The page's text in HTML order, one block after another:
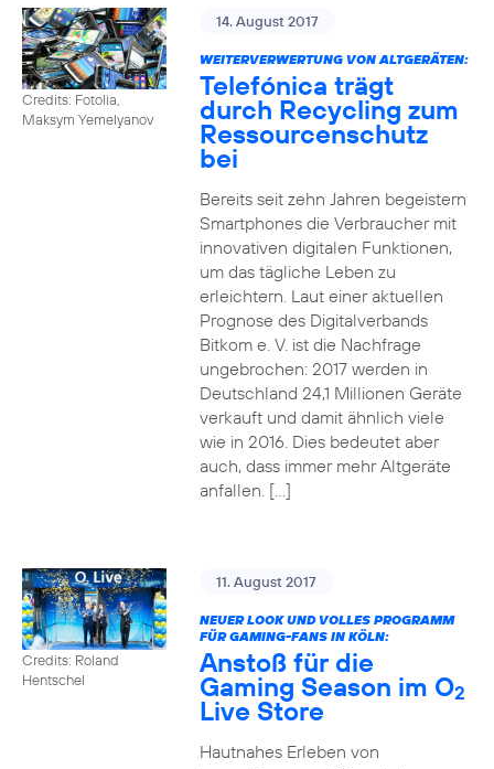
Credits: Fotolia,
Maksym Yemelyanov
14. August 2017
WEITERVERWERTUNG VON ALTGERÄTEN:
Telefónica trägt
durch Recycling zum
Ressourcenschutz
bei
Bereits seit zehn Jahren begeistern
Smartphones die Verbraucher mit
innovativen digitalen Funktionen,
um das tägliche Leben zu
erleichtern. Laut einer aktuellen
Prognose des Digitalverbands
Bitkom e. V. ist die Nachfrage
ungebrochen: 2017 werden in
Deutschland 24,1 Millionen Geräte
verkauft und damit ähnlich viele
wie in 2016. Dies bedeutet aber
auch, dass immer mehr Altgeräte
anfallen. […]
Credits: Roland
Hentschel
11. August 2017
NEUER LOOK UND VOLLES PROGRAMM
FÜR GAMING-FANS IN KÖLN:
Anstoß für die
Gaming Season im O2
Live Store
Hautnahes Erleben von